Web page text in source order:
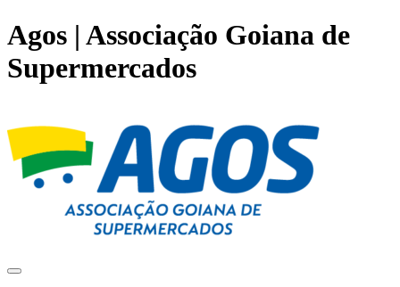
Agos | Associação Goiana de
Supermercados